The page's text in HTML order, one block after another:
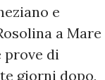
e
a Mare
prove di
giorni dopo,